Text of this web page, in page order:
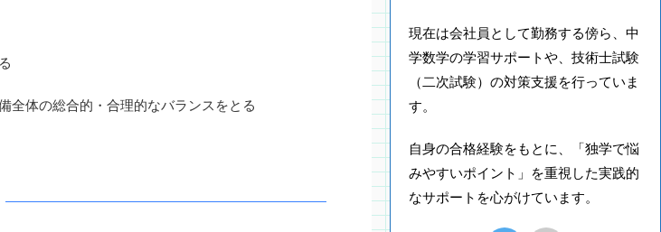
体の総合的・合理的なバランスをとる
現在は会社員として勤務する傍ら、中
学数学の学習サポートや、技術士試験
（二次試験）の対策支援を行っていま
す。
自身の合格経験をもとに、「独学で悩
みやすいポイント」を重視した実践的
なサポートを心がけています。